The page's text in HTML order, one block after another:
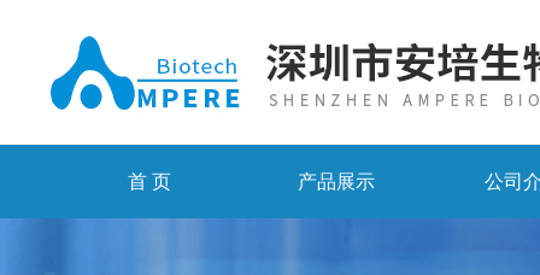
首 页 产品展示 公司